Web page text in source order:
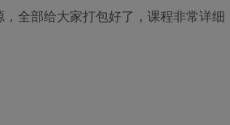
全部给大家打包好了，课程非常详